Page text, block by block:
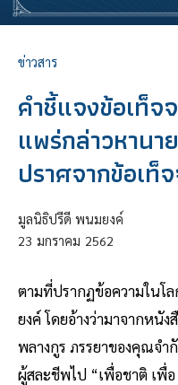
ข่าวสาร
คำชี้แจงข้อเท็จ
แพร่กล่าวหาน
ปราศจากข้อเท็
มูลนิธิปรีดี พนมยงค์
23 มกราคม 2562
ตามที่ปรากฏข้อความในโ
ยงค์ โดยอ้างว่ามาจากห
พลางกูร ภรรยาของคุณจำ
ผู้สละชีพไป “เพื่อชาติ เพื่